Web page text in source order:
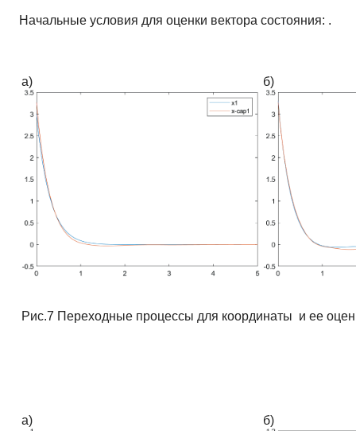
Начальные условия для оценки вектора состояния: .
а) б)
Рис.7 Переходные процессы для координаты и ее
а) б)